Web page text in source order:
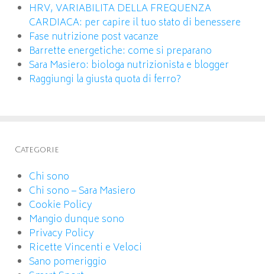
HRV, VARIABILITA DELLA FREQUENZA
CARDIACA: per capire il tuo stato di benessere
Fase nutrizione post vacanze
Barrette energetiche: come si preparano
Sara Masiero: biologa nutrizionista e blogger
Raggiungi la giusta quota di ferro?
Categorie
Chi sono
Chi sono – Sara Masiero
Cookie Policy
Mangio dunque sono
Privacy Policy
Ricette Vincenti e Veloci
Sano pomeriggio